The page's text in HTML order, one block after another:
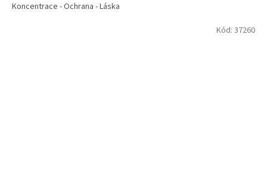
Koncentrace - Ochrana - Láska
Kód: 37260